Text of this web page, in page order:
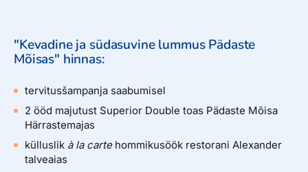
"Kevadine ja südasuvine lummus Pädaste
Mõisas" hinnas:
tervitusšampanja saabumisel
2 ööd majutust Superior Double toas Pädaste Mõisa
Härrastemajas
külluslik à la cartehommikusöök restorani Alexander
talveaias